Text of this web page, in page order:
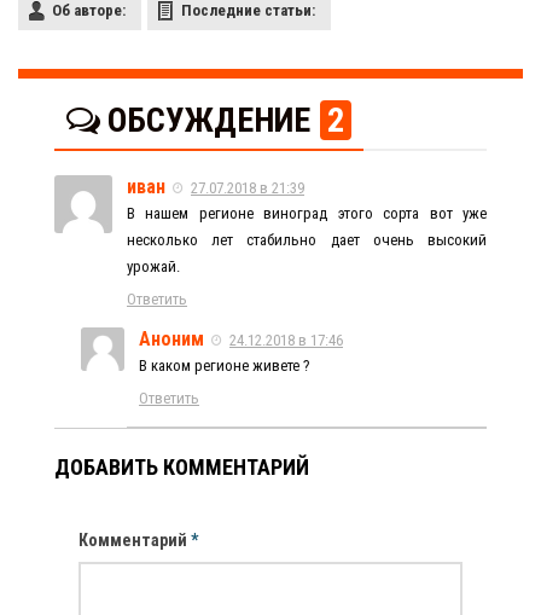
Об авторе: Последние статьи:
ОБСУЖДЕНИЕ 2
иван
27.07.2018 в 21:39
В нашем регионе виноград этого сорта вот уже
несколько лет стабильно дает очень высокий
урожай.
Ответить
Аноним
24.12.2018 в 17:46
В каком регионе живете ?
Ответить
ДОБАВИТЬ КОММЕНТАРИЙ
Комментарий *